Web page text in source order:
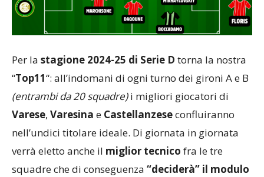
Per la stagione 2024-25 di Serie D torna la nostra
“Top11“: all’indomani di ogni turno dei gironi A e B
(entrambi da 20 squadre)i migliori giocatori di
Varese, Varesina e Castellanzeseconfluiranno
nell’undici titolare ideale. Di giornata in giornata
verrà eletto anche il miglior tecnico fra le tre
squadre che di conseguenza “deciderà” il modulo